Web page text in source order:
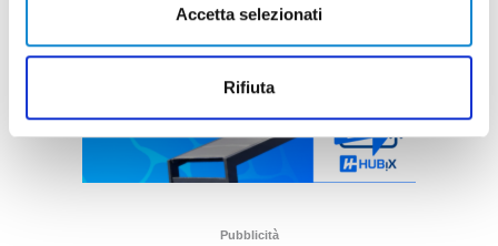
Accetta selezionati
Rifiuta
Pubblicità